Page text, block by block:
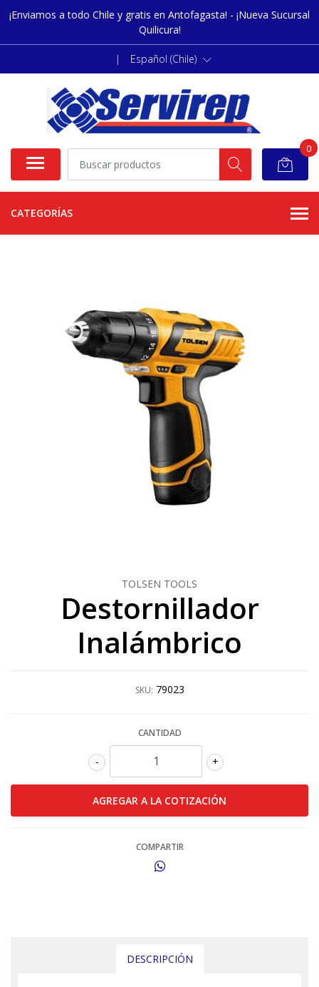
¡Enviamos a todo Chile y gratis en Antofagasta! - ¡Nueva Sucursal
Quilicura!
| Español (Chile)
0
CATEGORÍAS
TOLSEN TOOLS
Destornillador
Inalámbrico
SKU: 79023
CANTIDAD
+
-
COMPARTIR
DESCRIPCIÓN